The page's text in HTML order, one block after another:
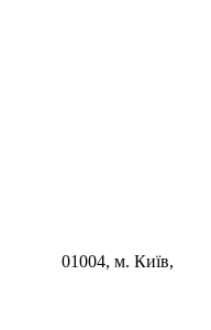
01004, м. Київ,